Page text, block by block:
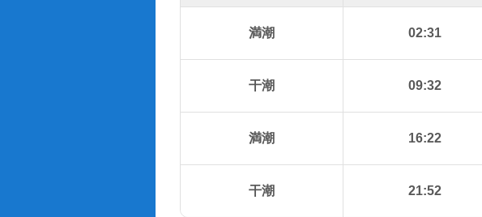
満潮 02:31
干潮 09:32
満潮 16:22
干潮 21:52